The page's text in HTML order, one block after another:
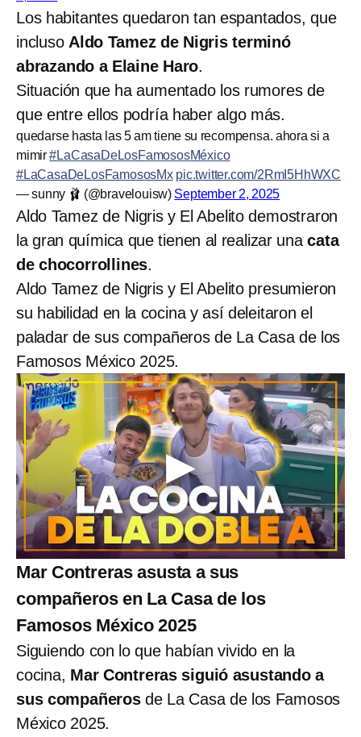
Los habitantes quedaron tan espantados, que
incluso Aldo Tamez de Nigris terminó
abrazando a Elaine Haro.
Situación que ha aumentado los rumores de
que entre ellos podría haber algo más.
quedarse hasta las 5 am tiene su recompensa. ahora si a
mimir#LaCasaDeLosFamososMéxico
#LaCasaDeLosFamososMx pic.twitter.com/2RmI5HhWXC
— sunny 🩰 (@bravelouisw) September 2, 2025
Aldo Tamez de Nigris y El Abelito demostraron
la gran química que tienen al realizar unacata
de chocorrollines.
Aldo Tamez de Nigris y El Abelito presumieron
su habilidad en la cocina y así deleitaron el
paladar de sus compañeros de La Casa de los
Famosos México 2025.
Mar Contreras asusta a sus
compañeros en La Casa de los
Famosos México 2025
Siguiendo con lo que habían vivido en la
cocina, Mar Contreras siguió asustando a
sus compañerosde La Casa de los Famosos
México 2025.